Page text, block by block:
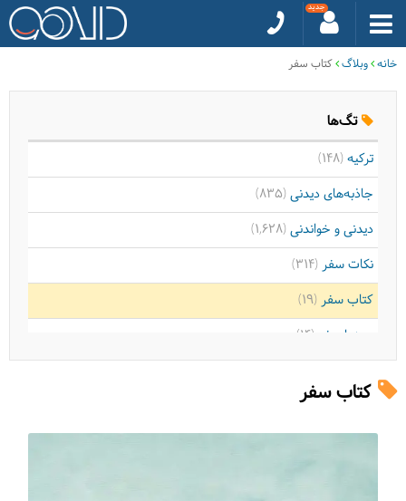
خانه وبلاگ کتاب سفر
تگ‌ها
ترکیه(148)
جاذبه‌های دیدنی(835)
دیدنی و خواندنی(1,628)
نکات سفر(314)
کتاب سفر(19)
سینما سفر (14)
تکنولوژی سفر(31)کتاب سفر